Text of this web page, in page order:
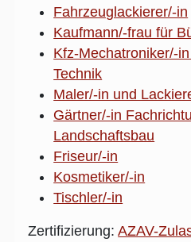
Fahrzeuglackierer/-in
Kaufmann/-frau für
Kfz-Mechatroniker/-
Technik
Maler/-in und
Gärtner/-in
Landschaftsbau
Friseur/-in
Kosmetiker/-in
Tischler/-in
Zertifizierung:AZAV-